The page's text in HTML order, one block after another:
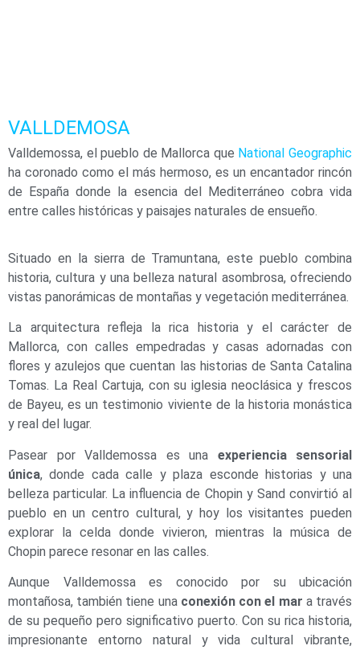
VALLDEMOSA
Valldemossa, el pueblo de Mallorca que National Geographic
ha coronado como el más hermoso, es un encantador rincón
de España donde la esencia del Mediterráneo cobra vida
entre calles históricas y paisajes naturales de ensueño.
Situado en la sierra de Tramuntana, este pueblo combina
historia, cultura y una belleza natural asombrosa, ofreciendo
vistas panorámicas de montañas y vegetación mediterránea.
La arquitectura refleja la rica historia y el carácter de
Mallorca, con calles empedradas y casas adornadas con
flores y azulejos que cuentan las historias de Santa Catalina
Tomas. La Real Cartuja, con su iglesia neoclásica y frescos
de Bayeu, es un testimonio viviente de la historia monástica
y real del lugar.
Pasear por Valldemossa es una experiencia sensorial
única, donde cada calle y plaza esconde historias y una
belleza particular. La influencia de Chopin y Sand convirtió al
pueblo en un centro cultural, y hoy los visitantes pueden
explorar la celda donde vivieron, mientras la música de
Chopin parece resonar en las calles.
Aunque Valldemossa es conocido por su ubicación
montañosa, también tiene una conexión con el mar a través
de su pequeño pero significativo puerto. Con su rica historia,
impresionante entorno natural y vida cultural vibrante,